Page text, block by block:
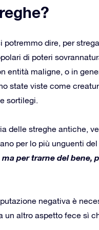
dire, per
di poteri
entità maligne, o in
state viste come
sortilegi.
delle streghe antiche,
per lo più unguenti
ma per trarne del bene,
negativa è
un altro aspetto fece sì